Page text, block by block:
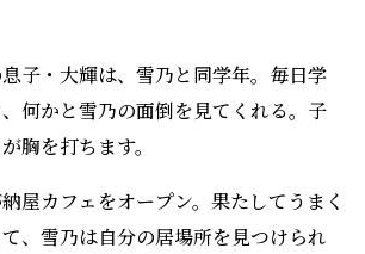
子・大輝は、雪乃と同学年。毎日学
何かと雪乃の面倒を見てくれる。子
胸を打ちます。
屋カフェをオープン。果たしてうまく
、雪乃は自分の居場所を見つけられ